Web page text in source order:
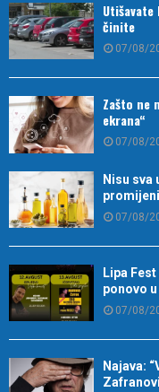
činite
07/08/
Zašto ne
ekrana“
07/08/
Nisu sva
07/08/
Lipa
ponovo
07/08/
Najava: